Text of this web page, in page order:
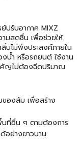
ปรับอากาศ MIXZ
มสดชื่น เพื่อช่วยให้
ไม่พึงประสงค์ภายใน
น้ำ หรือรถยนต์ ใช้งาน
คัญไม่ต้องฉีดปริมาณ
องส้ม เพื่อสร้าง
นที่อื่น ๆ ตามต้องการ
อย่างยาวนาน